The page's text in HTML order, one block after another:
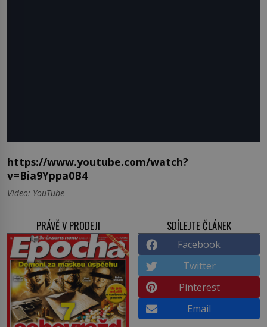
https://www.youtube.com/watch?
v=Bia9Yppa0B4
Video: YouTube
PRÁVĚ V PRODEJI SDÍLEJTE ČLÁNEK
Facebook
Twitter
Pinterest
Email